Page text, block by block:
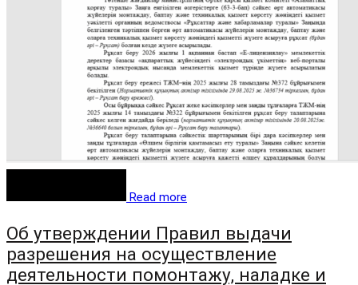
Read more
Об утверждении Правил выдачи
разрешения на осуществление
деятельности помонтажу, наладке и